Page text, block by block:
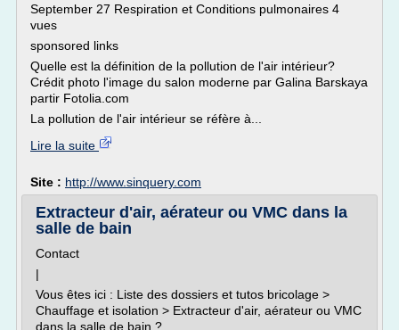
September 27 Respiration et Conditions pulmonaires 4
vues
sponsored links
Quelle est la définition de la pollution de l'air intérieur?
Crédit photo l'image du salon moderne par Galina Barskaya
partir Fotolia.com
La pollution de l'air intérieur se réfère à...
Lire la suite
Site : http://www.sinquery.com
Extracteur d'air, aérateur ou VMC dans la
salle de bain
Contact
|
Vous êtes ici : Liste des dossiers et tutos bricolage >
Chauffage et isolation > Extracteur d'air, aérateur ou VMC
dans la salle de bain ?